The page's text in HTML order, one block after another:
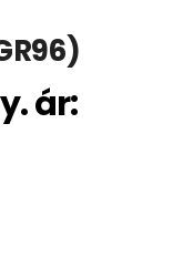
ár: